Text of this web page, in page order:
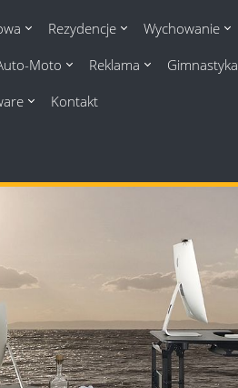
Rezydencje Wychowanie
Moto Reklama Gimnastyka
Kontakt